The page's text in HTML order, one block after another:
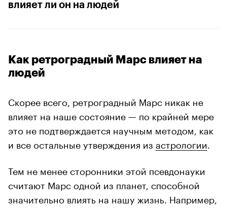
влияет ли он на людей
Как ретроградный Марс влияет на
людей
Скорее всего, ретроградный Марс никак не
влияет на наше состояние — по крайней мере
это не подтверждается научным методом, как
и все остальные утверждения из астрологии
Тем не менее сторонники этой псевдонауки
считают Марс одной из планет, способной
значительно влиять на нашу жизнь. Например,